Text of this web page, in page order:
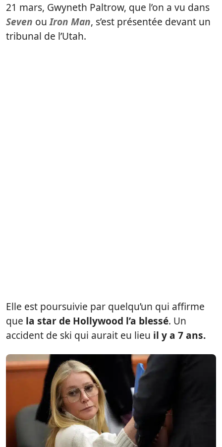
21 mars, Gwyneth Paltrow, que l’on a vu dans
Seven ou Iron Man, s’est présentée devant un
tribunal de l’Utah.
Elle est poursuivie par quelqu’un qui affirme
que la star de Hollywood l’a blessé. Un
accident de ski qui aurait eu lieu il y a 7 ans.